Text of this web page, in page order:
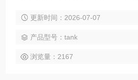
更新时间：2026-07-07
产品型号：tank
浏览量：2167